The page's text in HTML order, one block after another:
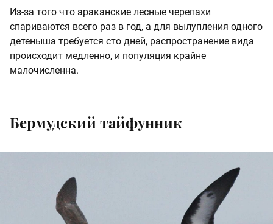
Из-за того что араканские лесные черепахи
спариваются всего раз в год, а для вылупления одного
детеныша требуется сто дней, распространение вида
происходит медленно, и популяция крайне
малочисленна.
Бермудский тайфунник